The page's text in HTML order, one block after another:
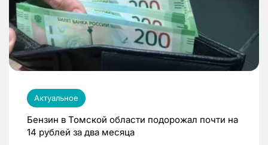
Актуальное
Бензин в Томской области подорожал почти на
14 рублей за два месяца